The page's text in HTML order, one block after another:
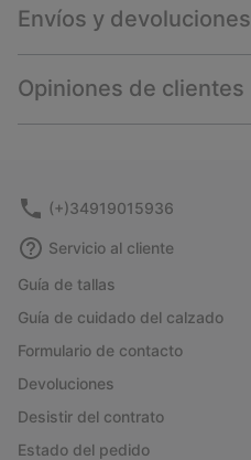
Envíos y devoluciones
Opiniones de clientes
(+)34919015936
Servicio al cliente
Guía de tallas
Guía de cuidado del calzado
Formulario de contacto
Devoluciones
Desistir del contrato
Estado del pedido